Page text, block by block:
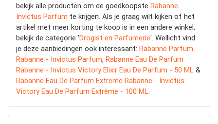
bekijk alle producten om de goedkoopste Rabanne
Invictus Parfum te krijgen. Als je graag wilt kijken of het
artikel met meer korting te koop is in een andere winkel,
bekijk de categorie 'Drogist en Parfumerie'. Wellicht vind
je deze aanbiedingen ook interessant: Rabanne Parfum
Rabanne - Invictus Parfum, Rabanne Eau De Parfum
Rabanne - Invictus Victory Elixir Eau De Parfum - 50 ML &
Rabanne Eau De Parfum Extreme Rabanne - Invictus
Victory Eau De Parfum Extrême - 100 ML.